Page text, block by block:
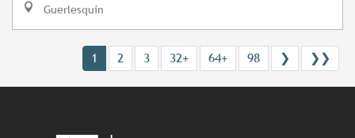
Guerlesquin
1 2 3 32+ 64+ 98 ❯ ❯❯